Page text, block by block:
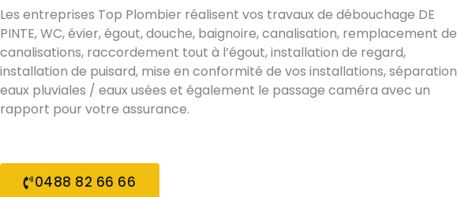
Les entreprises Top Plombier réalisent vos travaux de débouchage DE
PINTE, WC, évier, égout, douche, baignoire, canalisation, remplacement de
canalisations, raccordement tout à l’égout, installation de regard,
installation de puisard, mise en conformité de vos installations, séparation
eaux pluviales / eaux usées et également le passage caméra avec un
rapport pour votre assurance.
0488 82 66 66